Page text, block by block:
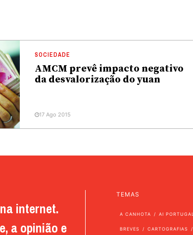
SOCIEDADE
AMCM prevê impacto negativo
da desvalorização do yuan
17 Ago 2015
internet.
a opinião e
TEMAS
A CANHOTA AI PORTUGAL
BREVES CARTOGRAFIAS